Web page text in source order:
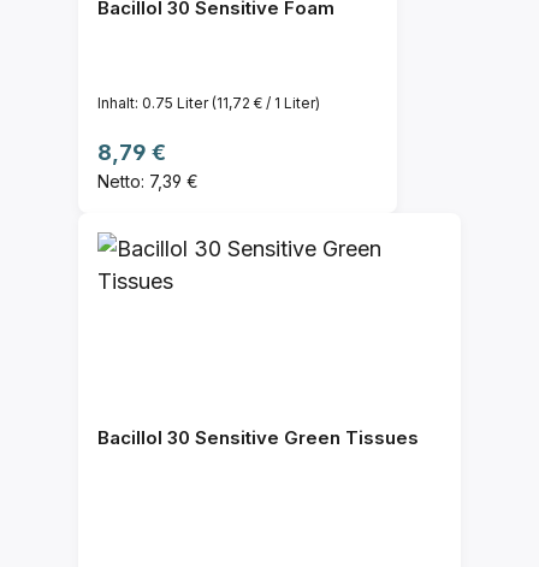
Bacillol 30 Sensitive Foam
Inhalt: 0.75 Liter(11,72 € / 1 Liter)
Regulärer Preis:
8,79 €
Netto: 7,39 €
Bacillol 30 Sensitive Green Tissues